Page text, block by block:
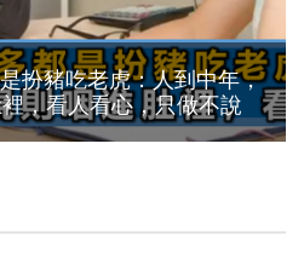
扮豬吃老虎：人到中年，
，看人看心，只做不說